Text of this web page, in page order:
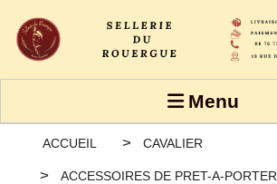
Menu
ACCUEIL CAVALIER
ACCESSOIRES DE PRET-A-PORTER